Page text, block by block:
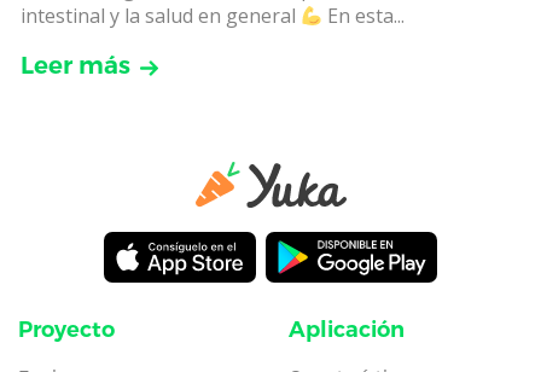
intestinal y la salud en general
En esta...
Leer más
Proyecto Aplicación